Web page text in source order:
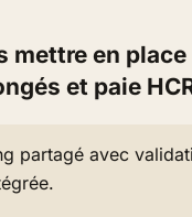
mettre en
et paie
partagé avec